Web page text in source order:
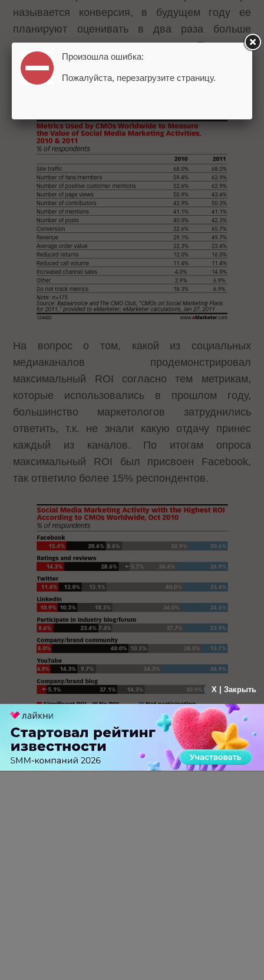
называется конверсия, в будущем году ее
планируют оценивать в два раза больше
маркетологов, чем в прошлом. Тогда как
раньше второе место было за количеством
участников группы, теперь эта метрика
На вопрос о том, какой из социальных
медиаканалов продемонстрировал
максимальный ROI согласно тем метрикам,
которые использовались в прошлом году,
большинство маркетологов затруднились
ответить, т.к. не знали какую отдачу принес
каждый из каналов. По итогам опроса
максимальный ROI был присвоен Facebook,
так ответило более 15% респондентов.
SMM Исследования eMarketer Аналитика Facebook
X | Закрыть
Произошла ошибка:
Пожалуйста, перезагрузите страницу.